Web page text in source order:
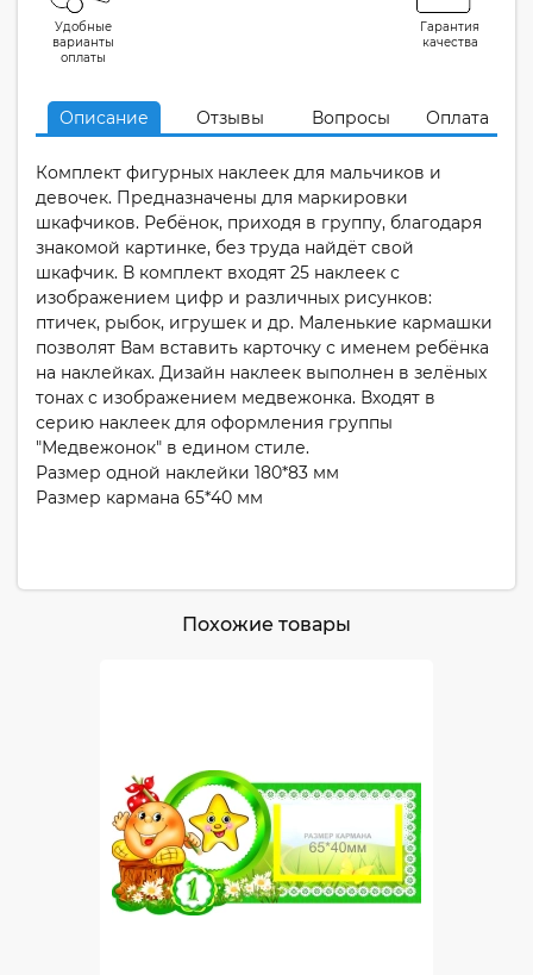
Удобные
варианты
оплаты
Гарантия
качества
Описание Отзывы Вопросы Оплата
Комплект фигурных наклеек для мальчиков и
девочек. Предназначены для маркировки
шкафчиков. Ребёнок, приходя в группу, благодаря
знакомой картинке, без труда найдёт свой
шкафчик. В комплект входят 25 наклеек с
изображением цифр и различных рисунков:
птичек, рыбок, игрушек и др. Маленькие кармашки
позволят Вам вставить карточку с именем ребёнка
на наклейках. Дизайн наклеек выполнен в зелёных
тонах с изображением медвежонка. Входят в
серию наклеек для оформления группы
"Медвежонок" в едином стиле.
Размер одной наклейки 180*83 мм
Размер кармана 65*40 мм
Похожие товары